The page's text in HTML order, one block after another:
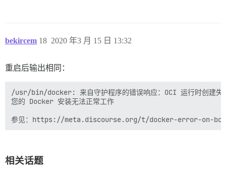
bekircem 2020 年3 月 15 日 13:32
18
重启后输出相同：
/usr/bin/docker: 来自守护程序的错误响应：OCI 运行时
您的 Docker 安装无法正常工作
相关话题